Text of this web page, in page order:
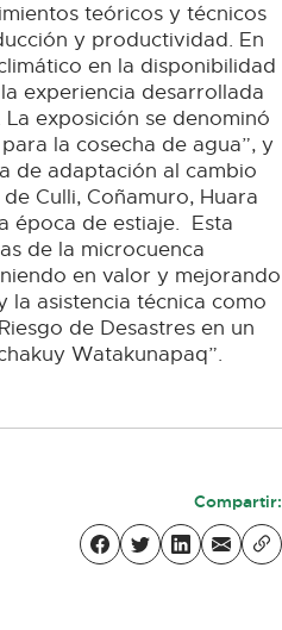
teóricos y técnicos
y productividad. En
en la disponibilidad
experiencia desarrollada
exposición se denominó
la cosecha de agua”, y
de adaptación al cambio
Culli, Coñamuro, Huara
época de estiaje. Esta
de la microcuenca
en valor y mejorando
la asistencia técnica como
de Desastres en un
Watakunapaq”.
Compartir: